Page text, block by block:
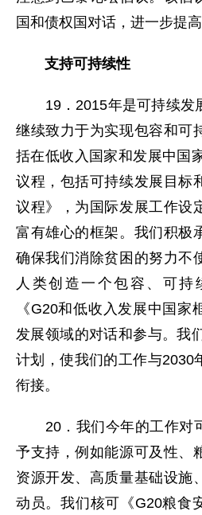
国和债权国对话，进一步提高
支持可持续性
19．2015年是可持续发
继续致力于为实现包容和可
括在低收入国家和发展中国
议程，包括可持续发展目标
议程》，为国际发展工作设
富有雄心的框架。我们积极
确保我们消除贫困的努力不
人类创造一个包容、可持
《G20和低收入发展中国家
发展领域的对话和参与。我
计划，使我们的工作与2030
衔接。
20．我们今年的工作对
予支持，例如能源可及性、
资源开发、高质量基础设施
动员。我们核可《G20粮食